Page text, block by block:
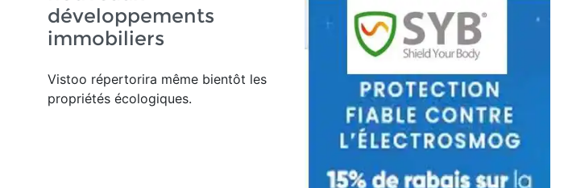
développements
immobiliers
Vistoo répertorira même bientôt les
propriétés écologiques.